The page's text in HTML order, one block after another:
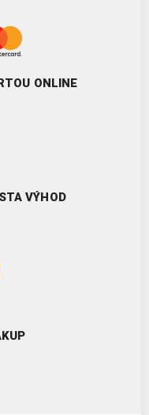
ONLINE
VÝHOD